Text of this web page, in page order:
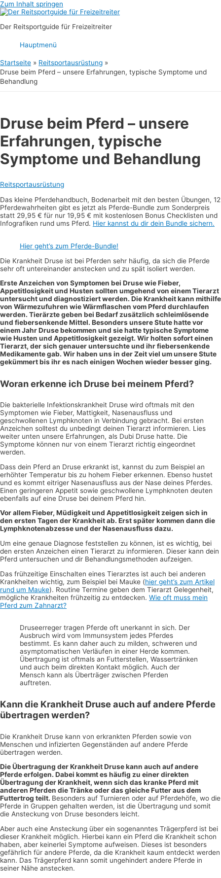
Zum Inhalt springen
Der Reitsportguide für Freizeitreiter
Hauptmenü
Startseite
Reitsportausrüstung
Druse beim Pferd – unsere Erfahrungen, typische Symptome und
Behandlung
Druse beim Pferd – unsere
Erfahrungen, typische
Symptome und Behandlung
Reitsportausrüstung
Das kleine Pferdehandbuch, Bodenarbeit mit den besten Übungen, 12
Pferdewahrheiten gibt es jetzt als Pferde-Bundle zum Sonderpreis
statt 29,95 € für nur 19,95 € mit kostenlosen Bonus Checklisten und
Infografiken rund ums Pferd. Hier kannst du dir dein Bundle sichern.
Hier geht’s zum Pferde-Bundle!
Die Krankheit Druse ist bei Pferden sehr häufig, da sich die Pferde
sehr oft untereinander anstecken und zu spät isoliert werden.
Erste Anzeichen von Symptomen bei Druse wie Fieber,
Appetitlosigkeit und Husten sollten umgehend von einem Tierarzt
untersucht und diagnostiziert werden. Die Krankheit kann mithilfe
von Wärmezufuhren wie Wärmflaschen vom Pferd durchlaufen
werden. Tierärzte geben bei Bedarf zusätzlich schleimlösende
und fiebersenkende Mittel. Besonders unsere Stute hatte vor
einem Jahr Druse bekommen und sie hatte typische Symptome
wie Husten und Appetitlosigkeit gezeigt. Wir holten sofort einen
Tierarzt, der sich genauer untersuchte und ihr fiebersenkende
Medikamente gab. Wir haben uns in der Zeit viel um unsere Stute
gekümmert bis ihr es nach einigen Wochen wieder besser ging.
Woran erkenne ich Druse bei meinem Pferd?
Die bakterielle Infektionskrankheit Druse wird oftmals mit den
Symptomen wie Fieber, Mattigkeit, Nasenausfluss und
geschwollenen Lymphknoten in Verbindung gebracht. Bei ersten
Anzeichen solltest du unbedingt deinen Tierarzt informieren. Lies
weiter unten unsere Erfahrungen, als Dubi Druse hatte. Die
Symptome können nur von einem Tierarzt richtig eingeordnet
werden.
Dass dein Pferd an Druse erkrankt ist, kannst du zum Beispiel an
erhöhter Temperatur bis zu hohem Fieber erkennen. Ebenso hustet
und es kommt eitriger Nasenausfluss aus der Nase deines Pferdes.
Einen geringeren Appetit sowie geschwollene Lymphknoten deuten
ebenfalls auf eine Druse bei deinem Pferd hin.
Vor allem Fieber, Müdigkeit und Appetitlosigkeit zeigen sich in
den ersten Tagen der Krankheit ab. Erst später kommen dann die
Lymphknotenabzesse und der Nasenausfluss dazu.
Um eine genaue Diagnose feststellen zu können, ist es wichtig, bei
den ersten Anzeichen einen Tierarzt zu informieren. Dieser kann dein
Pferd untersuchen und dir Behandlungsmethoden aufzeigen.
Das frühzeitige Einschalten eines Tierarztes ist auch bei anderen
Krankheiten wichtig, zum Beispiel bei Mauke (hier geht’s zum Artikel
rund um Mauke). Routine Termine geben dem Tierarzt Gelegenheit,
mögliche Krankheiten frühzeitig zu entdecken. Wie oft muss mein
Pferd zum Zahnarzt?
Druseerreger tragen Pferde oft unerkannt in sich. Der
Ausbruch wird vom Immunsystem jedes Pferdes
bestimmt. Es kann daher auch zu milden, schweren und
asymptomatischen Verläufen in einer Herde kommen.
Übertragung ist oftmals an Futterstellen, Wassertränken
und auch beim direkten Kontakt möglich. Auch der
Mensch kann als Überträger zwischen Pferden
auftreten.
Kann die Krankheit Druse auch auf andere Pferde
übertragen werden?
Die Krankheit Druse kann von erkrankten Pferden sowie von
Menschen und infizierten Gegenständen auf andere Pferde
übertragen werden.
Die Übertragung der Krankheit Druse kann auch auf andere
Pferde erfolgen. Dabei kommt es häufig zu einer direkten
Übertragung der Krankheit, wenn sich das kranke Pferd mit
anderen Pferden die Tränke oder das gleiche Futter aus dem
Futtertrog teilt. Besonders auf Turnieren oder auf Pferdehöfe, wo die
Pferde in Gruppen gehalten werden, ist die Übertragung und somit
die Ansteckung von Druse besonders leicht.
Aber auch eine Ansteckung über ein sogenanntes Trägerpferd ist bei
dieser Krankheit möglich. Hierbei kann ein Pferd die Krankheit schon
haben, aber keinerlei Symptome aufweisen. Dieses ist besonders
gefährlich für andere Pferde, da die Krankheit kaum entdeckt werden
kann. Das Trägerpferd kann somit ungehindert andere Pferde in
seiner Nähe anstecken.